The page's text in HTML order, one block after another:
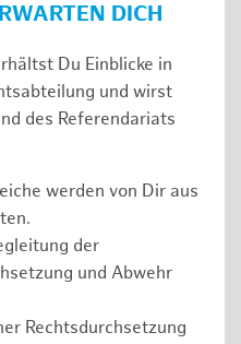
DICH
Du Einblicke in
und wirst
des Referendariats
werden von Dir aus
der
und Abwehr
Rechtsdurchsetzung